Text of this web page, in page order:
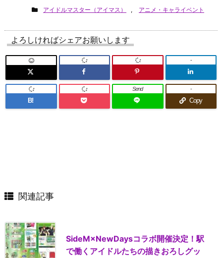
アイドルマスター（アイマス） , アニメ・キャライベント
よろしければシェアお願いします
-
B!
Send
Copy
-
関連記事
SideM×NewDaysコラボ開催決定！駅
で働くアイドルたちの描きおろしグッ